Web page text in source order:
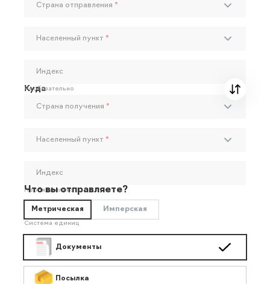
Страна отправления *
Населенный пункт *
Индекс
Необязательно
Куда
Страна получения *
Населенный пункт *
Индекс
Необязательно
Что вы отправляете?
Метрическая Имперская
Система единиц
Документы
Посылка